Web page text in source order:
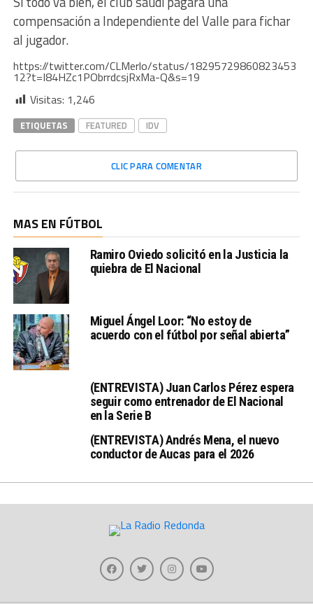
compensación a Independiente del Valle para fichar
al jugador.
https://twitter.com/CLMerlo/status/18295729860823453
12?t=I84HZc1PObrrdcsjRxMa-Q&s=19
Visitas: 1,246
ETIQUETAS FEATURED IDV
CLIC PARA COMENTAR
MAS EN FÚTBOL
Ramiro Oviedo solicitó en la Justicia la
quiebra de El Nacional
Miguel Ángel Loor: “No estoy de
acuerdo con el fútbol por señal abierta”
(ENTREVISTA) Juan Carlos Pérez espera
seguir como entrenador de El Nacional
en la Serie B
(ENTREVISTA) Andrés Mena, el nuevo
conductor de Aucas para el 2026